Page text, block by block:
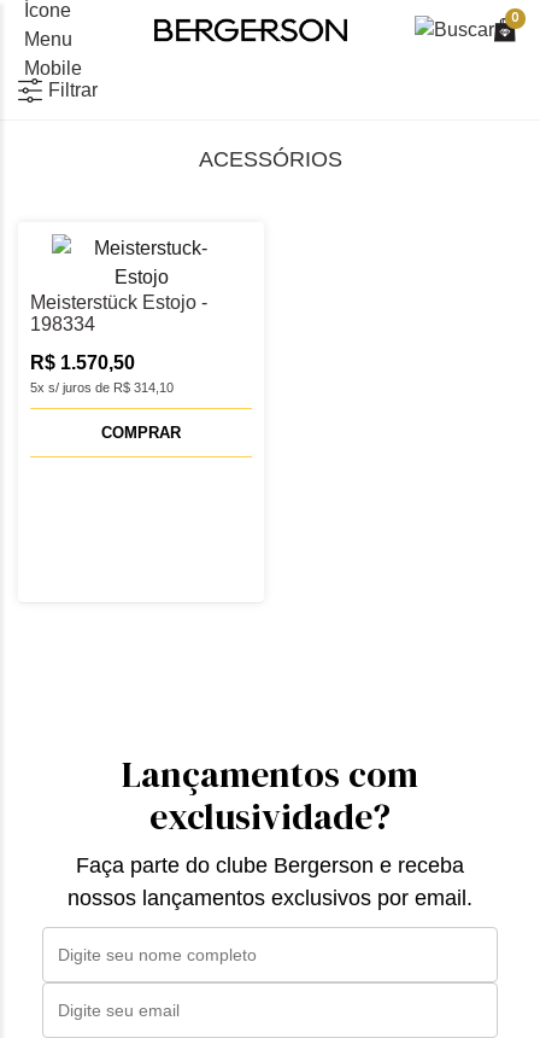
0
Filtrar
ACESSÓRIOS
Meisterstück Estojo -
198334
5x s/ juros de R$ 314,10
R$ 1.570,50
COMPRAR
Lançamentos com
exclusividade?
Faça parte do clube Bergerson e receba
nossos lançamentos exclusivos por email.